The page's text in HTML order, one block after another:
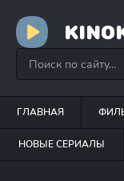
ГЛАВНАЯ
НОВЫЕ СЕРИАЛЫ